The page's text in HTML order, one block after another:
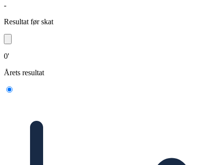
-
Resultat før skat
0'
Årets resultat